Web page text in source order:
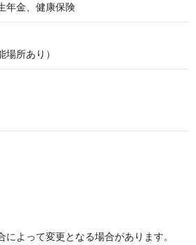
年金、健康保険
所あり）
よって変更となる場合があります。